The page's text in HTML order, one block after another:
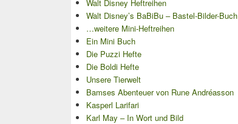
Walt Disney Heftreihen
Walt Disney’s BaBiBu – Bastel-Bilder-Buch
…weitere Mini-Heftreihen
Ein Mini Buch
Die Puzzi Hefte
Die Boldi Hefte
Unsere Tierwelt
Bamses Abenteuer von Rune Andréasson
Kasperl Larifari
Karl May – In Wort und Bild